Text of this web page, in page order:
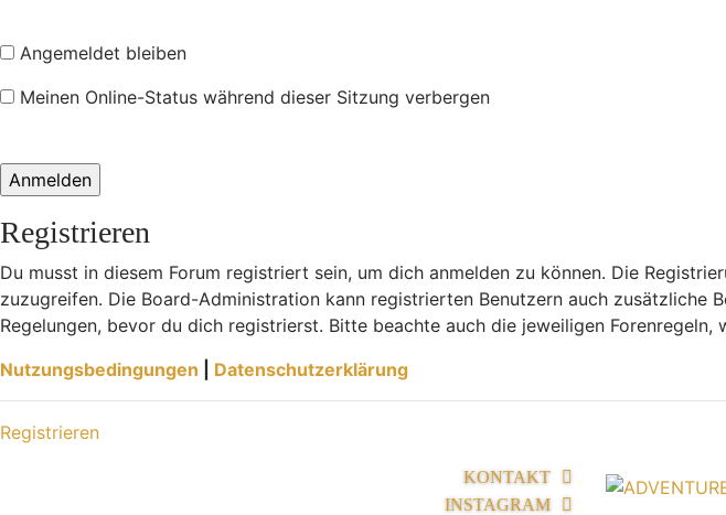
Angemeldet bleiben
Meinen Online-Status während dieser Sitzung verbergen
Registrieren
Du musst in diesem Forum registriert sein, um dich anmelden zu können. Die
zuzugreifen. Die Board-Administration kann registrierten Benutzern auch zusätzliche
Regelungen, bevor du dich registrierst. Bitte beachte auch die jeweiligen Forenregeln,
Nutzungsbedingungen
Datenschutzerklärung
Registrieren
KONTAKT
INSTAGRAM